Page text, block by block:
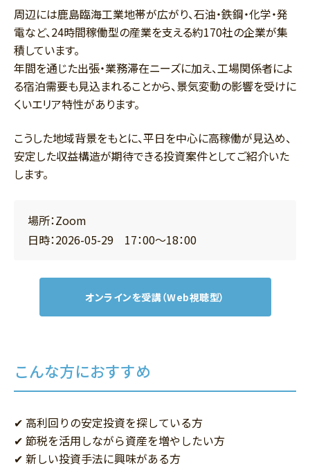
周辺には鹿島臨海工業地帯が広がり、石油・鉄鋼・化学・発
電など、24時間稼働型の産業を支える約170社の企業が集
積しています。
年間を通じた出張・業務滞在ニーズに加え、工場関係者によ
る宿泊需要も見込まれることから、景気変動の影響を受けに
くいエリア特性があります。
こうした地域背景をもとに、平日を中心に高稼働が見込め、
安定した収益構造が期待できる投資案件としてご紹介いた
します。
場所：Zoom
日時：2026-05-29 17：00～18：00
オンラインを受講（Web視聴型）
こんな方におすすめ
✔ 高利回りの安定投資を探している方
✔ 節税を活用しながら資産を増やしたい方
✔ 新しい投資手法に興味がある方